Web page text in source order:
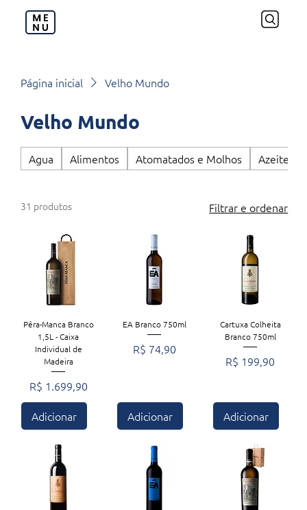
Página inicial Velho Mundo
Velho Mundo
Agua Alimentos Atomatados e Molhos Azeite de
31 produtos Filtrar e ordenar
Pêra-Manca Branco
1,5L - Caixa
Individual de
Madeira
Preço
R$ 1.699,90
Adicionar
EA Branco 750ml
Preço
R$ 74,90
Adicionar
Cartuxa Colheita
Branco 750ml
Preço
R$ 199,90
Adicionar